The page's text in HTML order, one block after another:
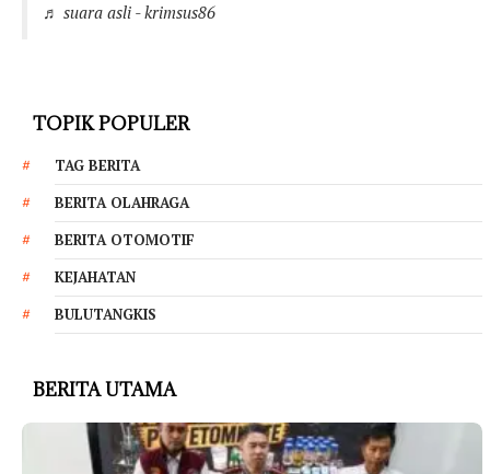
♬ suara asli - krimsus86
TOPIK POPULER
TAG BERITA
BERITA OLAHRAGA
BERITA OTOMOTIF
KEJAHATAN
BULUTANGKIS
BERITA UTAMA